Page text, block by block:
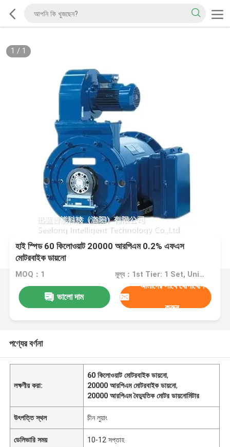
1 / 1
হাই স্পিড 60 কিলোওয়াট 20000 আরপিএম 0.2% এফএস
মোটরবাইক ডায়নো
MOQ：1 মূল্য：1st Tier: 1 Set, Unit Price USD 3.00 2nd Tier: 2-5 Sets, Unit Price USD 2.00 3rd Tier: Over 5 Sets, Unit Price USD 1.00
ভালো দাম
আমাদের সাথে যোগাযোগ
করুন
পণ্যের বর্ণনা
লক্ষণীয় করা:
60 কিলোওয়াট মোটরবাইক ডায়নো,
20000 আরপিএম মোটরবাইক ডায়নো,
20000 আরপিএম বৈদ্যুতিক মোটর ডায়নোমিটার
উৎপত্তি স্থল চীন লুয়াং
ডেলিভারি সময় 10-12 সপ্তাহ